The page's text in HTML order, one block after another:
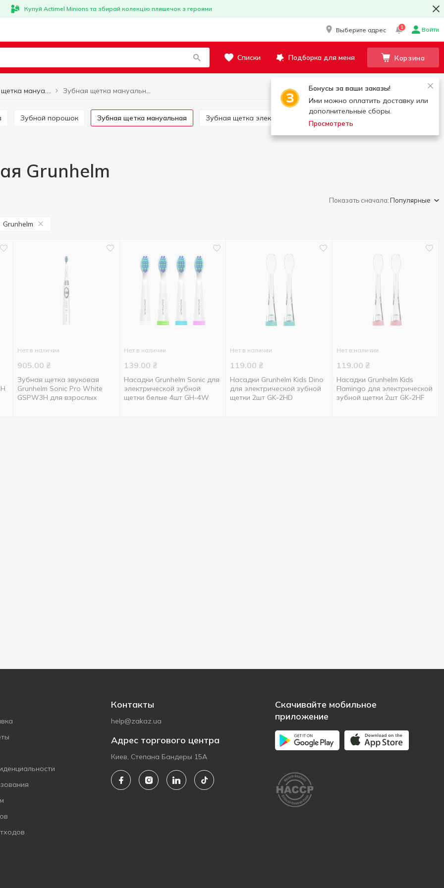
Купуй Actimel Minions та збирай колекцію пляшечок з героями
Выберите адрес 1 Войти
Списки Подборка для меня Корзина
Бонусы за ваши заказы!
Ими можно оплатить доставку или
дополнительные сборы.
Просмотреть
Зубная щетка мануальная Grunhelm
Зубной порошок Зубная щетка мануальная Зубная щетка электрическая Насадка для зубной щетки
Grunhelm
Показать сначала:Популярные
Grunhelm
Нет в наличии
905.00 ₴
Зубная щетка звуковая
Grunhelm Sonic Pro White
GSPW3H для взрослых
Нет в наличии
139.00 ₴
Насадки Grunhelm Sonic для
электрической зубной
щетки белые 4шт GH-4W
Нет в наличии
119.00 ₴
Насадки Grunhelm Kids Dino
для электрической зубной
щетки 2шт GK-2HD
Нет в наличии
119.00 ₴
Насадки Grunhelm Kids
Flamingo для электрической
зубной щетки 2шт GK-2HF
Контакты
help@zakaz.ua
Адрес торгового центра
Киев, Степана Бандеры 15А
Скачивайте мобильное
приложение